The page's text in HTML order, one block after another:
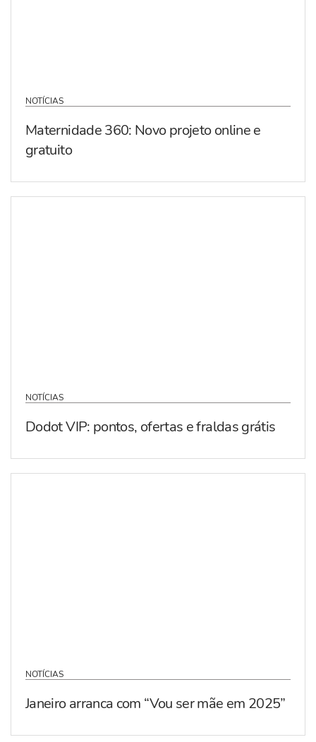
NOTÍCIAS
Maternidade 360: Novo projeto online e
gratuito
NOTÍCIAS
Dodot VIP: pontos, ofertas e fraldas grátis
NOTÍCIAS
Janeiro arranca com “Vou ser mãe em 2025”